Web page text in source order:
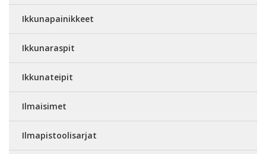
Ikkunapainikkeet
Ikkunaraspit
Ikkunateipit
Ilmaisimet
Ilmapistoolisarjat